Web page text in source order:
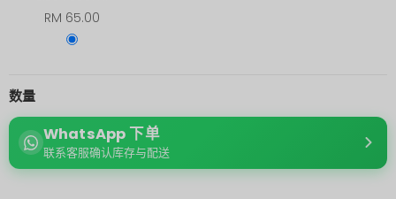
RM 65.00
数量
WhatsApp 下单
联系客服确认库存与配送